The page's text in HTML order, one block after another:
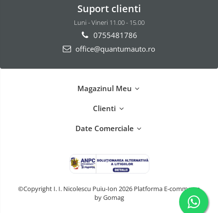
Suport clienti
Luni - Vineri 11.00 - 15.00
0755481786
office@quantumauto.ro
Magazinul Meu
Clienti
Date Comerciale
©Copyright I. I. Nicolescu Puiu-Ion 2026 Platforma E-commerce
by Gomag